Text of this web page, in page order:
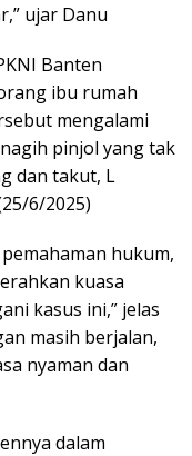
ujar Danu
Banten
ibu rumah
mengalami
pinjol yang tak
dan takut, L
6/2025)
hukum,
kuasa
kasus ini,” jelas
masih berjalan,
nyaman dan
dalam